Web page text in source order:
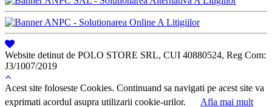
Website detinut de POLO STORE SRL, CUI 40880524, Reg Com:
J3/1007/2019
Acest site foloseste Cookies. Continuand sa navigati pe acest site va
exprimati acordul asupra utilizarii cookie-urilor.
Afla mai mult